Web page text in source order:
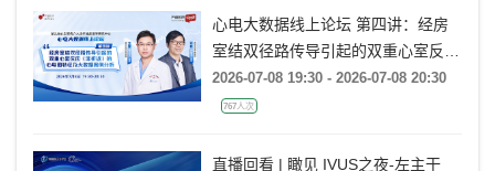
心电大数据线上论坛 第四讲：经房
室结双径路传导引起的双重心室反应
(非折返)的心电图特征及大数据案例
2026-07-08 19:30 - 2026-07-08 20:30